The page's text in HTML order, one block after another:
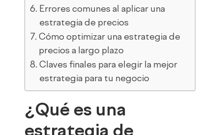
Errores comunes al aplicar una
estrategia de precios
Cómo optimizar una estrategia de
precios a largo plazo
Claves finales para elegir la mejor
estrategia para tu negocio
¿Qué es una